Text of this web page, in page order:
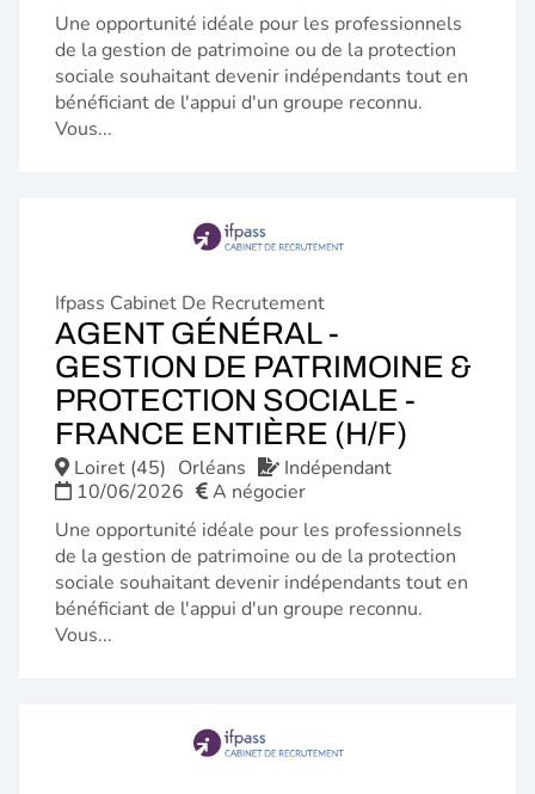
Une opportunité idéale pour les professionnels
de la gestion de patrimoine ou de la protection
sociale souhaitant devenir indépendants tout en
bénéficiant de l'appui d'un groupe reconnu.
Vous...
Ifpass Cabinet De Recrutement
AGENT GÉNÉRAL -
GESTION DE PATRIMOINE &
PROTECTION SOCIALE -
FRANCE ENTIÈRE (H/F)
Loiret (45) Orléans
Indépendant
10/06/2026
A négocier
Une opportunité idéale pour les professionnels
de la gestion de patrimoine ou de la protection
sociale souhaitant devenir indépendants tout en
bénéficiant de l'appui d'un groupe reconnu.
Vous...